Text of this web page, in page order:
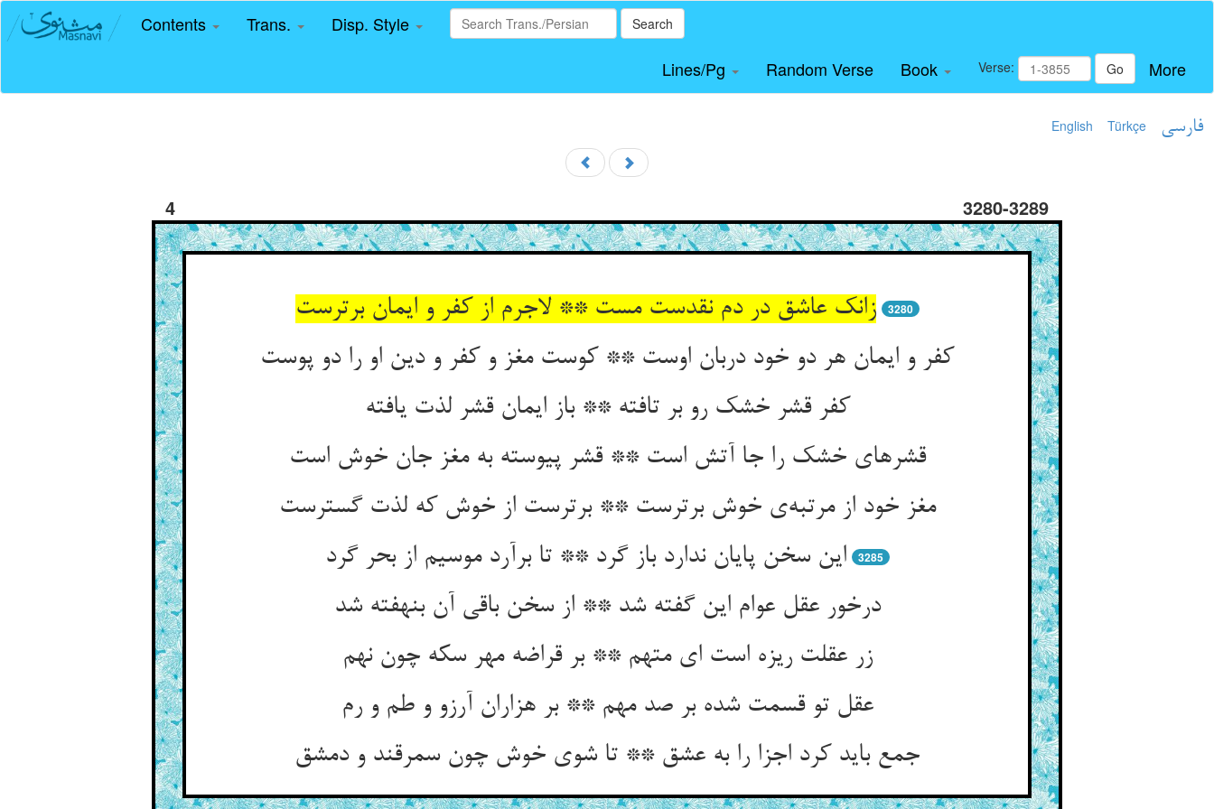
Contents Trans. Disp. Style Search
Lines/Pg Random Verse Book Verse: Go More
English Türkçe فارسی
4 3280-3289
زانک عاشق در دم نقدست مست ** لاجرم از کفر و ایمان برترست 3280
کفر و ایمان هر دو خود دربان اوست ** کوست مغز و کفر و دین او را دو پوست
کفر قشر خشک رو بر تافته ** باز ایمان قشر لذت یافته
قشرهای خشک را جا آتش است ** قشر پیوسته به مغز جان خوش است
مغز خود از مرتبه‌ی خوش برترست ** برترست از خوش که لذت گسترست
این سخن پایان ندارد باز گرد ** تا برآرد موسیم از بحر گرد
3285
درخور عقل عوام این گفته شد ** از سخن باقی آن بنهفته شد
زر عقلت ریزه است ای متهم ** بر قراضه مهر سکه چون نهم
عقل تو قسمت شده بر صد مهم ** بر هزاران آرزو و طم و رم
جمع باید کرد اجزا را به عشق ** تا شوی خوش چون سمرقند و دمشق